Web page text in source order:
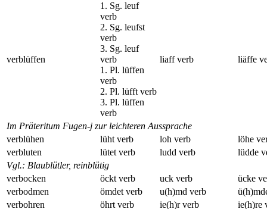
verblüffen
1. Sg. leuf
verb
2. Sg. leufst
verb
3. Sg. leuf
verb
1. Pl. lüffen
verb
2. Pl. lüfft verb
3. Pl. lüffen
verb
liaff verb liäffe
Im Präteritum Fugen-j zur leichteren Aussprache
verblühen
lüht verb loh verb
löhe
verbluten
lütet verb ludd verb
lüdde
Vgl.: Blaublütler, reinblütig
verbocken
öckt verb uck verb
ücke
verbodmen
ömdet verb u(h)md verb
verbohren
öhrt verb ie(h)r verb ie(h)re